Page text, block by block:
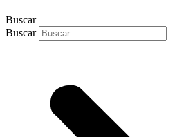
Buscar
Buscar